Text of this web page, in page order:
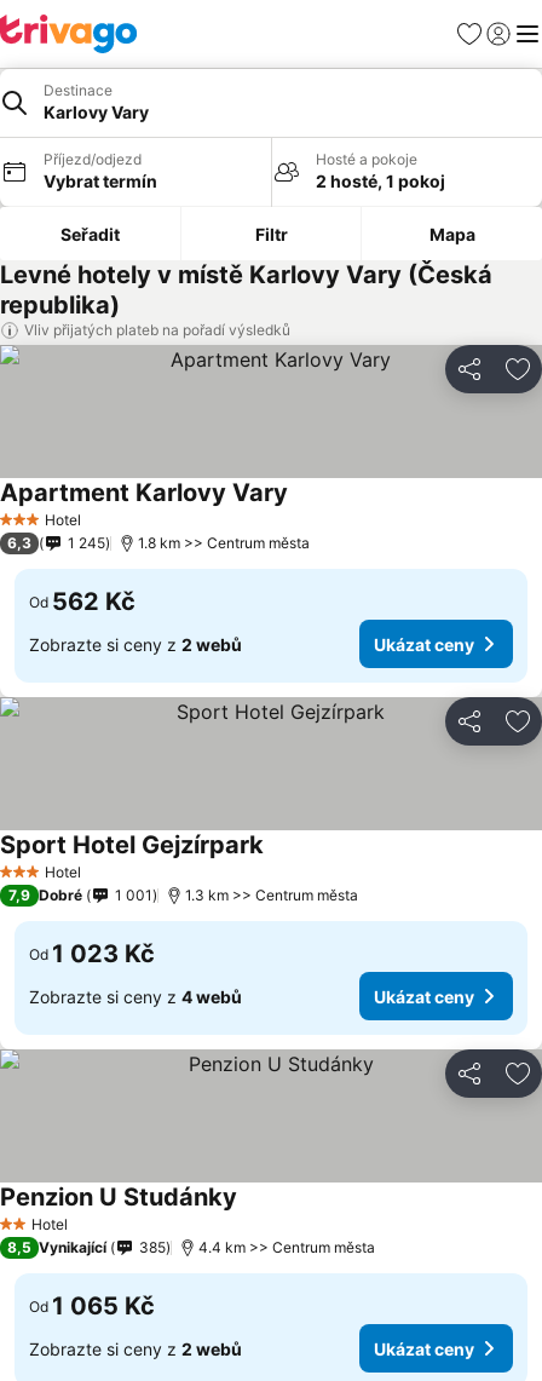
Oblíbené
Destinace
Karlovy Vary
Příjezd/odjezd
Vybrat termín
Hosté a pokoje
2 hosté, 1 pokoj
Seřadit Filtr Mapa
Levné hotely v místě Karlovy Vary (Česká
republika)
Vliv přijatých plateb na pořadí výsledků
Sdílet
3 Počet hvězdiček
Hotel
Apartment Karlovy Vary
6,3 1 245 1.8 km >> Centrum města
Od 562 Kč
Zobrazte si ceny z 2 webů Ukázat ceny
Sdílet
3 Počet hvězdiček
Hotel
Sport Hotel Gejzírpark
7,9 Dobré 1 001 1.3 km >> Centrum města
Od 1 023 Kč
Zobrazte si ceny z 4 webů Ukázat ceny
Sdílet
2 Počet hvězdiček
Hotel
Penzion U Studánky
8,5 Vynikající 385 4.4 km >> Centrum města
Od 1 065 Kč
Zobrazte si ceny z 2 webů Ukázat ceny